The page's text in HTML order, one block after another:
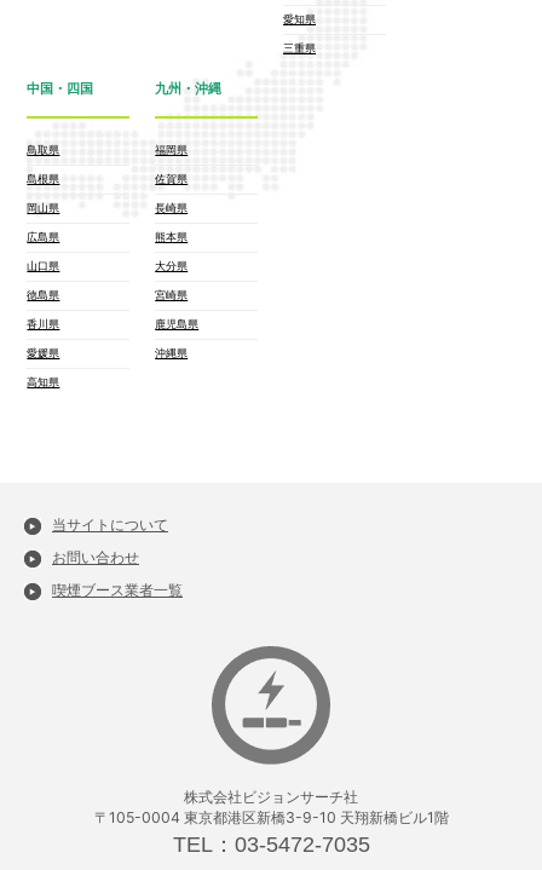
愛知県
三重県
中国・四国
鳥取県
島根県
岡山県
広島県
山口県
徳島県
香川県
愛媛県
高知県
九州・沖縄
福岡県
佐賀県
長崎県
熊本県
大分県
宮崎県
鹿児島県
沖縄県
当サイトについて
お問い合わせ
喫煙ブース業者一覧
株式会社ビジョンサーチ社
〒105-0004 東京都港区新橋3-9-10 天翔新橋ビル1階
TEL：03-5472-7035